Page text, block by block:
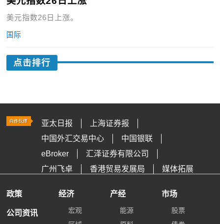
美元指数26日上涨。
国际
点击排行
亚太日报
上海证券报
中国外汇交易中心
中国银联
eBroker
汇泽证券有限公司
广州飞卓
香港贸易发展局 媒体拓展
政策
公司资讯
经济
宏观
产经
能源
市场
股票